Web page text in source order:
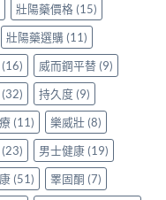
壯陽藥價格 (15)
壯陽藥選購 (11)
(16) 威而鋼平替 (9)
(32) 持久度 (9)
(11) 樂威壯 (8)
(23) 男士健康 (19)
(51) 睪固酮 (7)